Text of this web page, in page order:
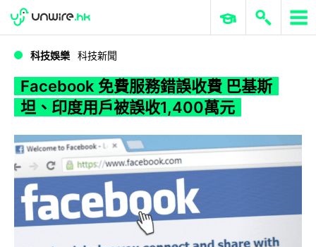
WWDC 2026 ERP 與商業 AI
科技娛樂 科技新聞
Facebook 免費服務錯誤收費 巴基斯
坦、印度用戶被誤收1,400萬元